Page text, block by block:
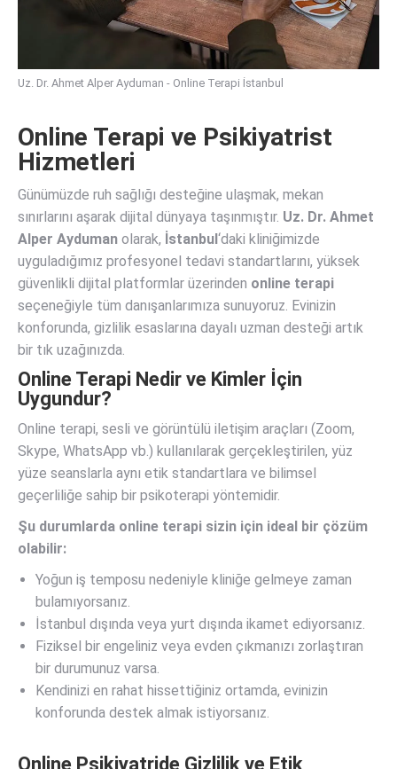
Uz. Dr. Ahmet Alper Ayduman - Online Terapi İstanbul
Online Terapi ve Psikiyatrist
Hizmetleri
Günümüzde ruh sağlığı desteğine ulaşmak, mekan
sınırlarını aşarak dijital dünyaya taşınmıştır. Uz. Dr. Ahmet
Alper Ayduman olarak, İstanbul‘daki kliniğimizde
uyguladığımız profesyonel tedavi standartlarını, yüksek
güvenlikli dijital platformlar üzerinden online terapi
seçeneğiyle tüm danışanlarımıza sunuyoruz. Evinizin
konforunda, gizlilik esaslarına dayalı uzman desteği artık
bir tık uzağınızda.
Online Terapi Nedir ve Kimler İçin
Uygundur?
Online terapi, sesli ve görüntülü iletişim araçları (Zoom,
Skype, WhatsApp vb.) kullanılarak gerçekleştirilen, yüz
yüze seanslarla aynı etik standartlara ve bilimsel
geçerliliğe sahip bir psikoterapi yöntemidir.
Şu durumlarda online terapi sizin için ideal bir çözüm
olabilir:
Yoğun iş temposu nedeniyle kliniğe gelmeye zaman
bulamıyorsanız.
İstanbul dışında veya yurt dışında ikamet ediyorsanız.
Fiziksel bir engeliniz veya evden çıkmanızı zorlaştıran
bir durumunuz varsa.
Kendinizi en rahat hissettiğiniz ortamda, evinizin
konforunda destek almak istiyorsanız.
Online Psikiyatride Gizlilik ve Etik